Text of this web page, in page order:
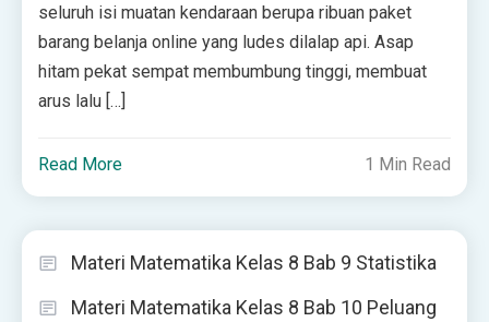
seluruh isi muatan kendaraan berupa ribuan paket
barang belanja online yang ludes dilalap api. Asap
hitam pekat sempat membumbung tinggi, membuat
arus lalu […]
Read More 1 Min Read
Materi Matematika Kelas 8 Bab 9 Statistika
Materi Matematika Kelas 8 Bab 10 Peluang